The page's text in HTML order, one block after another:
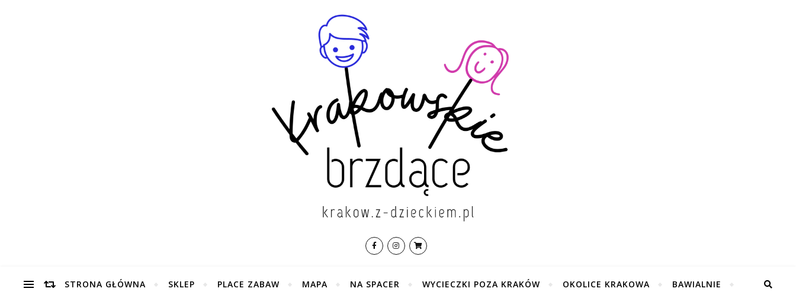
STRONA GŁÓWNA SKLEP PLACE ZABAW MAPA NA SPACER WYCIECZKI POZA KRAKÓW OKOLICE KRAKOWA BAWIALNIE